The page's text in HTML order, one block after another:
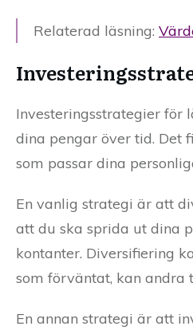
Relaterad läsning:
Investeringsstrategier för
dina pengar över tid. Det
som passar dina
En vanlig strategi är att
att du ska sprida ut dina
kontanter. Diversifiering
som förväntat, kan
En annan strategi är att